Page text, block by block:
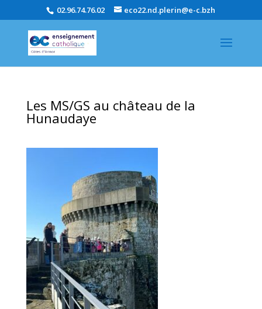
02.96.74.76.02 eco22.nd.plerin@e-c.bzh
Les MS/GS au château de la
Hunaudaye